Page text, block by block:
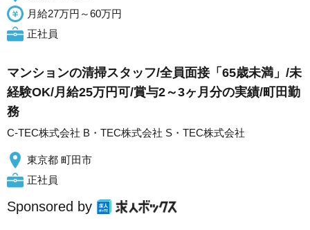
月給27万円～60万円
正社員
マンションの清掃スタッフ/全員面接「65歳未満」/未
経験OK/月給25万円可/賞与2～3ヶ月分の実績/町田勤
務
C-TEC株式会社 B・TEC株式会社 S・TEC株式会社
東京都 町田市
正社員
Sponsored by